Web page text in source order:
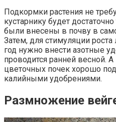
Подкормки растения не
кустарнику будет
были внесены в почву в
Затем, для стимуляции
год нужно внести азотные
проводится ранней весной.
цветочных почек хорошо
калийными удобрениями.
Размножение